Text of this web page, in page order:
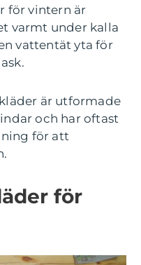
för vintern är
varmt under kalla
vattentät yta för
är utformade
och har oftast
för att
för